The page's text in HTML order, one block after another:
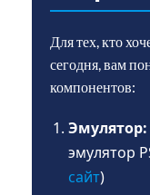
Для тех, кто
сегодня, вам
компонентов:
Эмулятор:
эмулятор
сайт)